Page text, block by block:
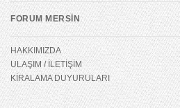
FORUM MERSİN
HAKKIMIZDA
ULAŞIM / İLETİŞİM
KİRALAMA DUYURULARI